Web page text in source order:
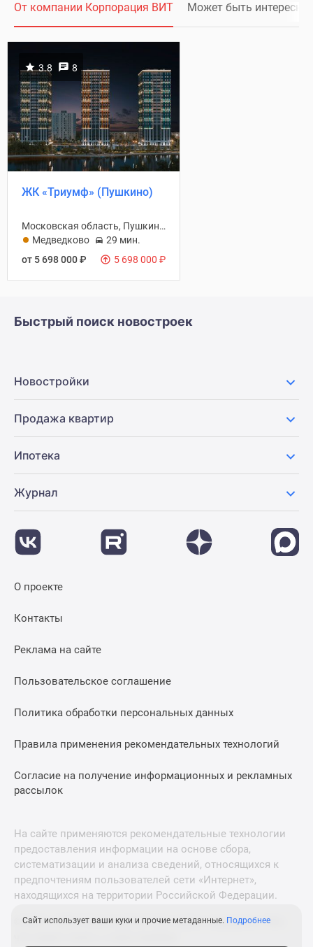
От компании Корпорация ВИТ Может быть интересно
3.8 8
ЖК «Триумф» (Пушкино)
Московская область, Пушкинский район
Медведково
29 мин.
от 5 698 000₽ 5 698 000 ₽
Быстрый поиск новостроек
Новостройки
Продажа квартир
Ипотека
Журнал
О проекте
Контакты
Реклама на сайте
Пользовательское соглашение
Политика обработки персональных данных
Правила применения рекомендательных технологий
Согласие на получение информационных и рекламных
рассылок
На сайте применяются рекомендательные технологии
предоставления информации на основе сбора,
систематизации и анализа сведений, относящихся к
предпочтениям пользователей сети «Интернет»,
находящихся на территории Российской Федерации.
© 2011—2026 Новострой-М. Все права защищены. Всё,
Сайт использует ваши куки и прочие метаданные. Подробнее